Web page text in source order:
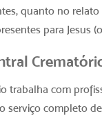
quanto no relato
para Jesus
trabalha com
serviço completo